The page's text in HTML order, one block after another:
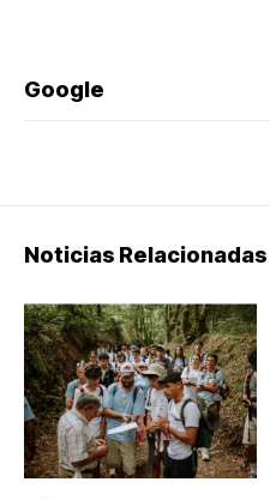
Google
Noticias Relacionadas